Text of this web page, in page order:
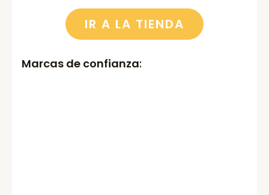
IR A LA TIENDA
Marcas de confianza: